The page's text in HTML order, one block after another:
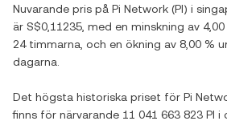
Nuvarande pris på Pi Network (PI) i
är S$0,11235 , med en minskning av 4,00
24 timmarna, och en ökning av 8,00 %
dagarna.
Det högsta historiska priset för Pi
finns för närvarande 11 041 663 823 PI i